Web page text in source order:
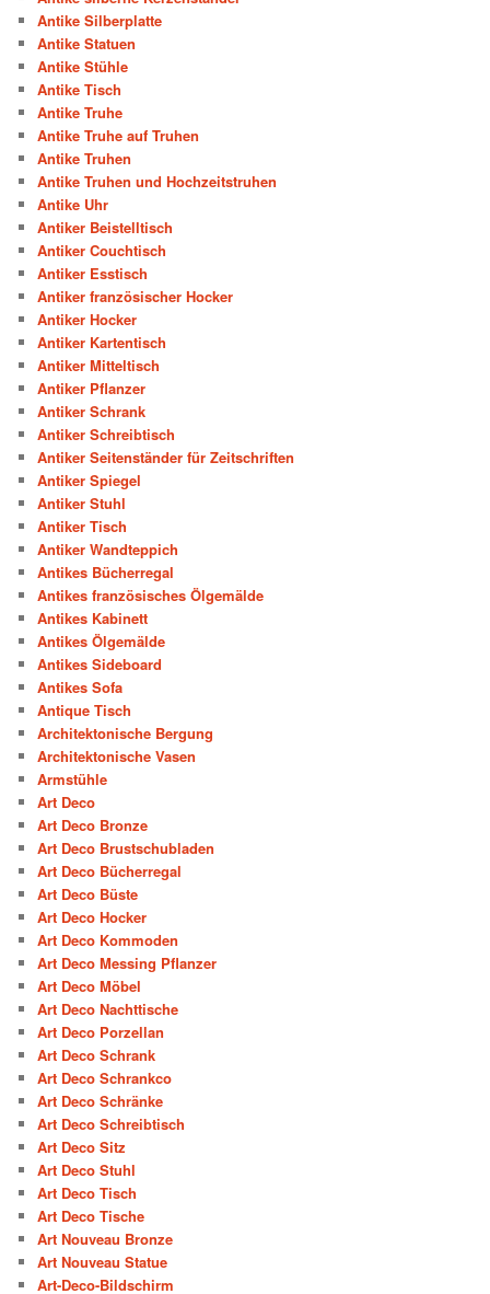
Antike Silberplatte
Antike Statuen
Antike Stühle
Antike Tisch
Antike Truhe
Antike Truhe auf Truhen
Antike Truhen
Antike Truhen und Hochzeitstruhen
Antike Uhr
Antiker Beistelltisch
Antiker Couchtisch
Antiker Esstisch
Antiker französischer Hocker
Antiker Hocker
Antiker Kartentisch
Antiker Mitteltisch
Antiker Pflanzer
Antiker Schrank
Antiker Schreibtisch
Antiker Seitenständer für Zeitschriften
Antiker Spiegel
Antiker Stuhl
Antiker Tisch
Antiker Wandteppich
Antikes Bücherregal
Antikes französisches Ölgemälde
Antikes Kabinett
Antikes Ölgemälde
Antikes Sideboard
Antikes Sofa
Antique Tisch
Architektonische Bergung
Architektonische Vasen
Armstühle
Art Deco
Art Deco Bronze
Art Deco Brustschubladen
Art Deco Bücherregal
Art Deco Büste
Art Deco Hocker
Art Deco Kommoden
Art Deco Messing Pflanzer
Art Deco Möbel
Art Deco Nachttische
Art Deco Porzellan
Art Deco Schrank
Art Deco Schrankco
Art Deco Schränke
Art Deco Schreibtisch
Art Deco Sitz
Art Deco Stuhl
Art Deco Tisch
Art Deco Tische
Art Nouveau Bronze
Art Nouveau Statue
Art-Deco-Bildschirm